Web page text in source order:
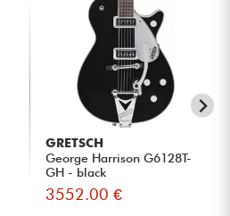
GRETSCH
George Harrison G6128T-
GH - black
3552.00 €